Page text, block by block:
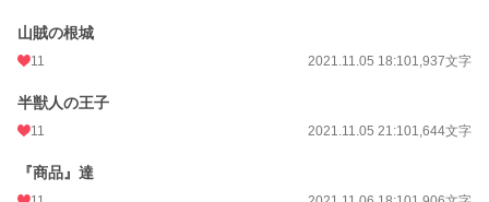
山賊の根城
11 2021.11.05 18:101,937文字
半獣人の王子
11 2021.11.05 21:101,644文字
『商品』達